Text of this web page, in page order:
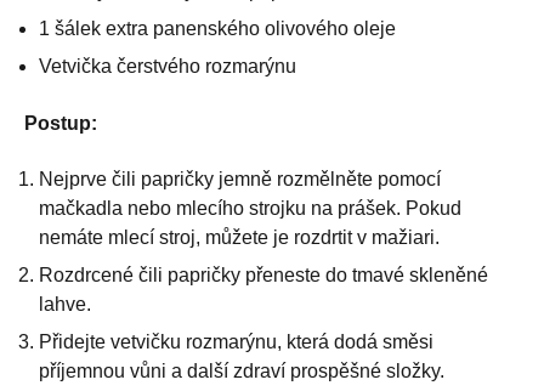
1 šálek extra panenského olivového oleje
Vetvička čerstvého rozmarýnu
Postup:
Nejprve čili papričky jemně rozmělněte pomocí
mačkadla nebo mlecího strojku na prášek. Pokud
nemáte mlecí stroj, můžete je rozdrtit v mažiari.
Rozdrcené čili papričky přeneste do tmavé skleněné
lahve.
Přidejte vetvičku rozmarýnu, která dodá směsi
příjemnou vůni a další zdraví prospěšné složky.